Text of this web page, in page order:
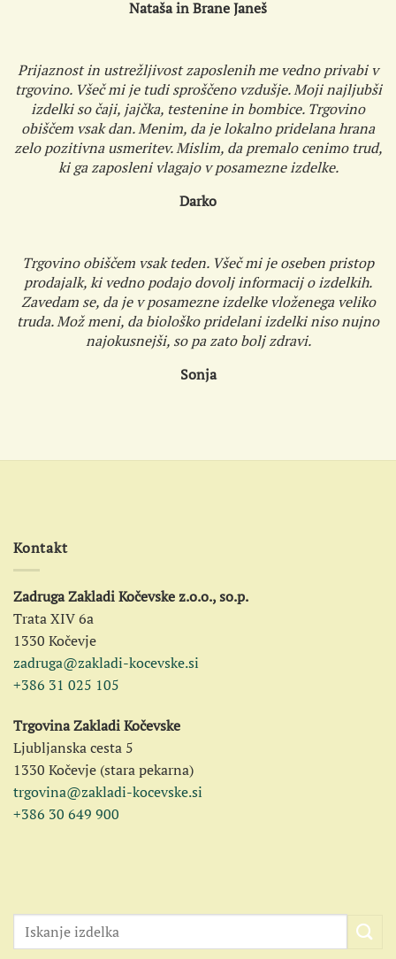
Nataša in Brane Janeš
Prijaznost in ustrežljivost zaposlenih me vedno privabi v
trgovino. Všeč mi je tudi sproščeno vzdušje. Moji najljubši
izdelki so čaji, jajčka, testenine in bombice. Trgovino
obiščem vsak dan. Menim, da je lokalno pridelana hrana
zelo pozitivna usmeritev. Mislim, da premalo cenimo trud,
ki ga zaposleni vlagajo v posamezne izdelke.
Darko
Trgovino obiščem vsak teden. Všeč mi je oseben pristop
prodajalk, ki vedno podajo dovolj informacij o izdelkih.
Zavedam se, da je v posamezne izdelke vloženega veliko
truda. Mož meni, da biološko pridelani izdelki niso nujno
najokusnejši, so pa zato bolj zdravi.
Sonja
Kontakt
Zadruga Zakladi Kočevske z.o.o., so.p.
Trata XIV 6a
1330 Kočevje
zadruga@zakladi-kocevske.si
+386 31 025 105
Trgovina Zakladi Kočevske
Ljubljanska cesta 5
1330 Kočevje (stara pekarna)
trgovina@zakladi-kocevske.si
+386 30 649 900